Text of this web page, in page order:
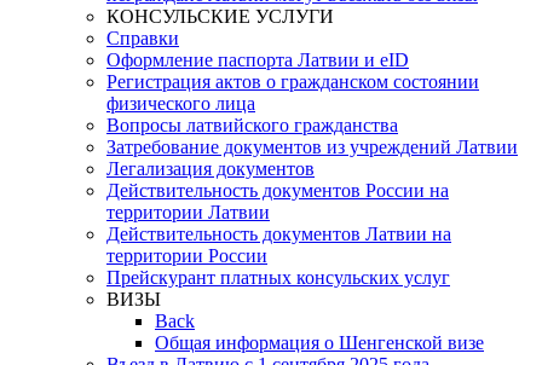
КОНСУЛЬСКИЕ УСЛУГИ
Справки
Оформление паспорта Латвии и eID
Регистрация актов о гражданском состоянии
физического лица
Вопросы латвийского гражданства
Затребование документов из учреждений Латвии
Легализация документов
Действительность документов России на
территории Латвии
Действительность документов Латвии на
территории России
Прейскурант платных консульских услуг
ВИЗЫ
Back
Общая информация о Шенгенской визе